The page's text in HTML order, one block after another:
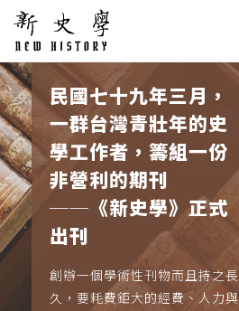
民國七十九年三月，
一群台灣青壯年的史
學工作者，籌組一份
非營利的期刊
──《新史學》正式
出刊
創辦一個學術性刊物而且持之長
久，要耗費鉅大的經費、人力與